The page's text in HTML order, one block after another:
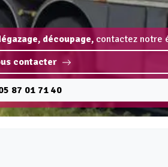
découpage, contactez notre
contacter
87 01 71 40